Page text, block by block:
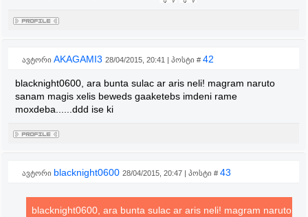
gareshe sisxlit erti xilis dadebit egreve moexmo bunta kide
ავტორი AKAGAMI3 28/04/2015, 20:41 | პოსტი # 42
blacknight0600, ara bunta sulac ar aris neli! magram naruto
sanam magis xelis beweds gaaketebs imdeni rame
moxdeba......ddd ise ki
ავტორი blacknight0600 28/04/2015, 20:47 | პოსტი # 43
blacknight0600, ara bunta sulac ar aris neli! magram naruto